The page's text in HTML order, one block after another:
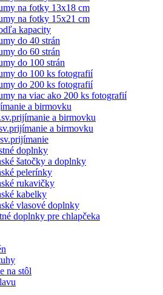
na fotky 13x18 cm
na fotky 15x21 cm
kapacity
do 40 strán
do 60 strán
do 100 strán
do 100 ks fotografií
do 200 ks fotografií
na viac ako 200 ks fotografií
a birmovku
a birmovku
a birmovku
doplnky
šatočky a doplnky
pelerínky
rukavičky
kabelky
vlasové doplnky
doplnky pre chlapčeka
na stôl